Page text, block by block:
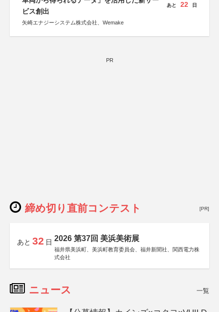
ビス創出
矢崎エナジーシステム株式会社、Wemake
あと 22 日
PR
締め切り直前コンテスト [PR]
あと 32 日 2026 第37回 美浜美術展
福井県美浜町、美浜町教育委員会、福井新聞社、関西電力株
式会社
ニュース 一覧